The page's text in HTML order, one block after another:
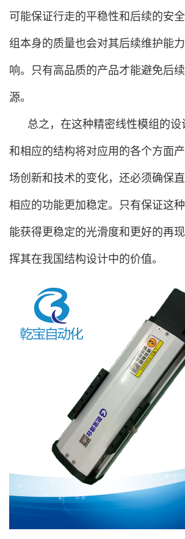
可能保证行走的平稳性和后续的安
组本身的质量也会对其后续维护能
响。只有高品质的产品才能避免后
源。
总之，在这种精密线性模组的设
和相应的结构将对应用的各个方面
场创新和技术的变化，还必须确保
相应的功能更加稳定。只有保证这
能获得更稳定的光滑度和更好的再
挥其在我国结构设计中的价值。